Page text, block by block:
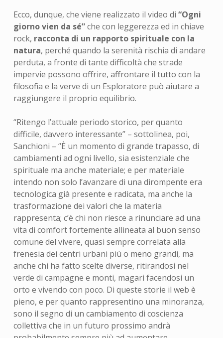
Ecco, dunque, che viene realizzato il video di “Ogni
giorno vien da sé”che con leggerezza ed in chiave
rock, racconta di un rapporto spirituale con la
natura, perché quando la serenità rischia di andare
perduta, a fronte di tante difficoltà che strade
impervie possono offrire, affrontare il tutto con la
filosofia e la verve di un Esploratore può aiutare a
raggiungere il proprio equilibrio.
“Ritengo l’attuale periodo storico, per quanto
difficile, davvero interessante” – sottolinea, poi,
Sanchioni – “È un momento di grande trapasso, di
cambiamenti ad ogni livello, sia esistenziale che
spirituale ma anche materiale; e per materiale
intendo non solo l’avanzare di una dirompente era
tecnologica già presente e radicata, ma anche la
trasformazione dei valori che la materia
rappresenta; c’è chi non riesce a rinunciare ad una
vita di comfort fortemente allineata al buon senso
comune del vivere, quasi sempre correlata alla
frenesia dei centri urbani più o meno grandi, ma
anche chi ha fatto scelte diverse, ritirandosi nel
verde di campagne e monti, magari facendosi un
orto e vivendo con poco. Di queste storie il web è
pieno, e per quanto rappresentino una minoranza,
sono il segno di un cambiamento di coscienza
collettiva che in un futuro prossimo andrà